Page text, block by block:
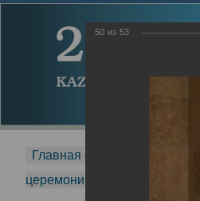
Главная страница
церемонии вручения
50 из 53